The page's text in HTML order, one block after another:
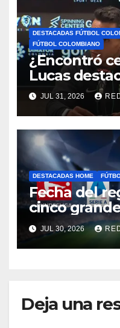
DESTACADAS FÚTBOL
FÚTBOL COLOMBIANO
¿Encontró
Lucas
Néider Parra
JUL 31, 2026
DESTACADAS HOME
Fecha del
cinco
JUL 30, 2026
Deja una